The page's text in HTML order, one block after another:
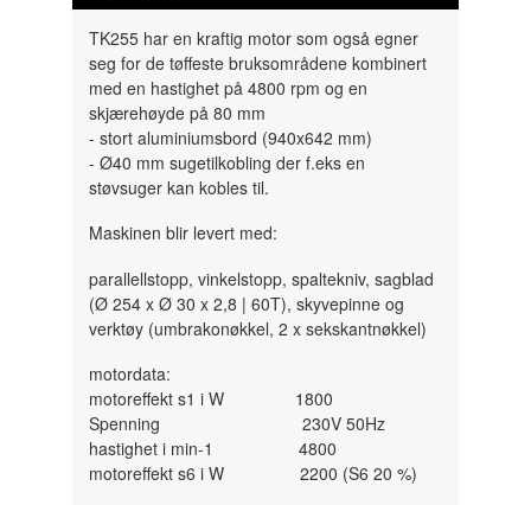
TK255 har en kraftig motor som også egner
seg for de tøffeste bruksområdene kombinert
med en hastighet på 4800 rpm og en
skjærehøyde på 80 mm
- stort aluminiumsbord (940x642 mm)
- Ø40 mm sugetilkobling der f.eks en
støvsuger kan kobles til.
Maskinen blir levert med:
parallellstopp, vinkelstopp, spaltekniv, sagblad
(Ø 254 x Ø 30 x 2,8 | 60T), skyvepinne og
verktøy (umbrakonøkkel, 2 x sekskantnøkkel)
motordata:
motoreffekt s1 i W 1800
Spenning 230V 50Hz
hastighet i min-1 4800
motoreffekt s6 i W 2200 (S6 20 %)